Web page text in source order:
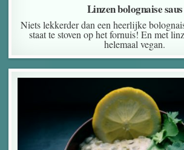
Linzen bolognaise saus
Niets lekkerder dan een heerlijke
staat te stoven op het fornuis! En met
helemaal vegan.